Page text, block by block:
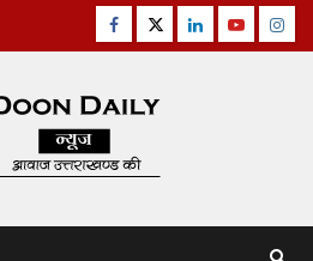
Facebook
TwitterLinkedinYoutube